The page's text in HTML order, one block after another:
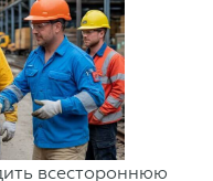
всестороннюю